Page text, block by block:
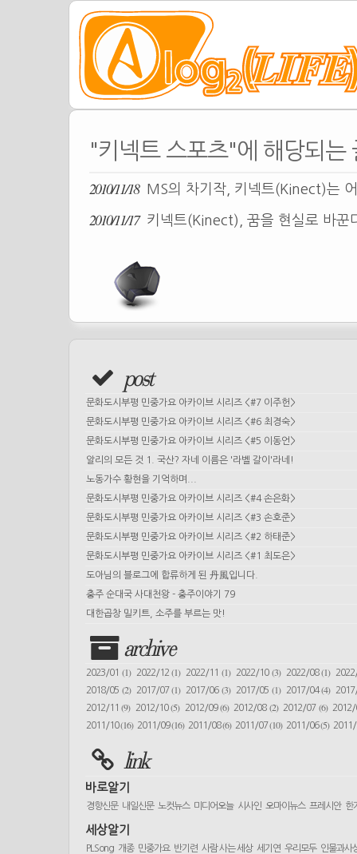
"키넥트 스포츠"에 해당되는
2010/11/18 MS의 차기작, 키넥트(Kinect)는
2010/11/17 키넥트(Kinect), 꿈을 현실로 바꾼
post
문화도시부평 민중가요 아카이브 시리즈 <#7 이주헌>
문화도시부평 민중가요 아카이브 시리즈 <#6 최경숙>
문화도시부평 민중가요 아카이브 시리즈 <#5 이동언>
알리의 모든 것 1. 국산? 자네 이름은 '라벨 갈이'라네!
노동가수 황현을 기억하며...
문화도시부평 민중가요 아카이브 시리즈 <#4 손은화>
문화도시부평 민중가요 아카이브 시리즈 <#3 손호준>
문화도시부평 민중가요 아카이브 시리즈 <#2 하태준>
문화도시부평 민중가요 아카이브 시리즈 <#1 최도은>
도아님의 블로그에 합류하게 된 丹風입니다.
충주 순대국 사대천왕 - 충주이야기 79
대한곱창 밀키트, 소주를 부르는 맛!
archive
2023/01 (1) 2022/12(1) 2022/11(1) 2022/10 (3) 2022/08(1)
2018/05 (2) 2017/07(1) 2017/06(3) 2017/05 (1) 2017/04(4)
2012/11(9) 2012/10(5) 2012/09(6) 2012/08 (2) 2012/07 (6)
2011/10(16) 2011/09(16) 2011/08(6) 2011/07(10) 2011/06(5)
link
바로알기
경향신문 내일신문 노컷뉴스 미디어오늘 시사인 오마이뉴스 프레시안 한
세상알기
PLSong 개종 민중가요 반기련 사람 사는 세상 세기연 우리모두 인물과사